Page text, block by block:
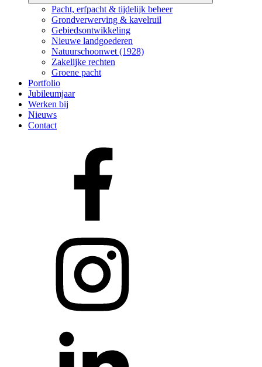
Pacht, erfpacht & tijdelijk beheer
Grondverwerving & kavelruil
Gebiedsontwikkeling
Nieuwe landgoederen
Natuurschoonwet (1928)
Zakelijke rechten
Groene pacht
Portfolio
Jubileumjaar
Werken bij
Nieuws
Contact